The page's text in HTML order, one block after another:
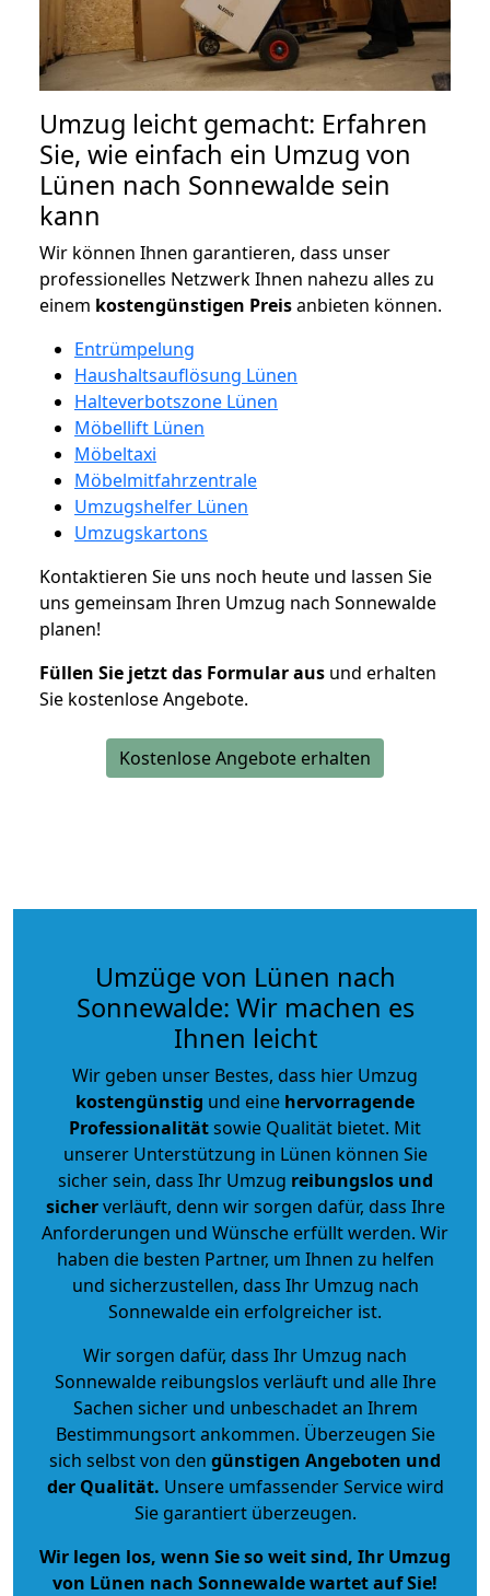
Umzug leicht gemacht: Erfahren
Sie, wie einfach ein Umzug von
Lünen nach Sonnewalde sein
kann
Wir können Ihnen garantieren, dass unser
professionelles Netzwerk Ihnen nahezu alles zu
einem kostengünstigen Preisanbieten können.
Entrümpelung
Haushaltsauflösung Lünen
Halteverbotszone Lünen
Möbellift Lünen
Möbeltaxi
Möbelmitfahrzentrale
Umzugshelfer Lünen
Umzugskartons
Kontaktieren Sie uns noch heute und lassen Sie
uns gemeinsam Ihren Umzug nach Sonnewalde
planen!
Füllen Sie jetzt das Formular aus und erhalten
Sie kostenlose Angebote.
Kostenlose Angebote erhalten
Umzüge von Lünen nach
Sonnewalde: Wir machen es
Ihnen leicht
Wir geben unser Bestes, dass hier Umzug
kostengünstig und eine hervorragende
Professionalitätsowie Qualität bietet. Mit
unserer Unterstützung in Lünen können Sie
sicher sein, dass Ihr Umzug reibungslos und
sicherverläuft, denn wir sorgen dafür, dass Ihre
Anforderungen und Wünsche erfüllt werden. Wir
haben die besten Partner, um Ihnen zu helfen
und sicherzustellen, dass Ihr Umzug nach
Sonnewalde ein erfolgreicher ist.
Wir sorgen dafür, dass Ihr Umzug nach
Sonnewalde reibungslos verläuft und alle Ihre
Sachen sicher und unbeschadet an Ihrem
Bestimmungsort ankommen. Überzeugen Sie
sich selbst von den günstigen Angeboten und
der Qualität. Unsere umfassender Service wird
Sie garantiert überzeugen.
Wir legen los, wenn Sie so weit sind, Ihr Umzug
von Lünen nach Sonnewalde wartet auf Sie!